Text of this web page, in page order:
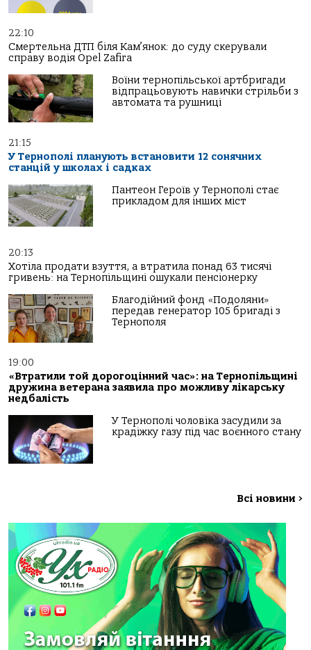
22:10
Смертельна ДТП біля Кам’янок: до суду скерували
справу водія Opel Zafira
Воїни тернопільської артбригади
відпрацьовують навички стрільби з
автомата та рушниці
21:15
У Тернополі планують встановити 12 сонячних
станцій у школах і садках
Пантеон Героїв у Тернополі стає
прикладом для інших міст
20:13
Хотіла продати взуття, а втратила понад 63 тисячі
гривень: на Тернопільщині ошукали пенсіонерку
Благодійний фонд «Подоляни»
передав генератор 105 бригаді з
Тернополя
19:00
«Втратили той дорогоцінний час»: на Тернопільщині
дружина ветерана заявила про можливу лікарську
недбалість
У Тернополі чоловіка засудили за
крадіжку газу під час воєнного стану
Всі новини >